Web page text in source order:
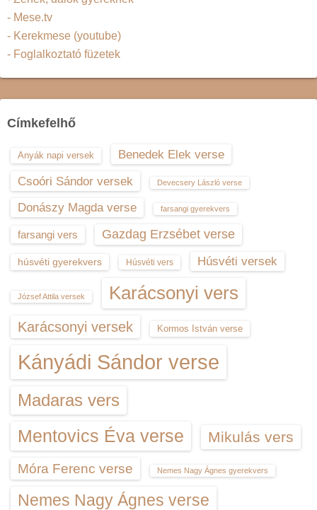
- Mese.tv
- Kerekmese (youtube)
- Foglalkoztató füzetek
Címkefelhő
Anyák napi versek
Benedek Elek verse
Csoóri Sándor versek
Devecsery László verse
Donászy Magda verse farsangi gyerekvers
farsangi vers Gazdag Erzsébet verse
húsvéti gyerekvers Húsvéti vers Húsvéti versek
József Attila versek Karácsonyi vers
Karácsonyi versek Kormos István verse
Kányádi Sándor verse
Madaras vers
Mentovics Éva verse Mikulás vers
Móra Ferenc verse Nemes Nagy Ágnes gyerekvers
Nemes Nagy Ágnes verse